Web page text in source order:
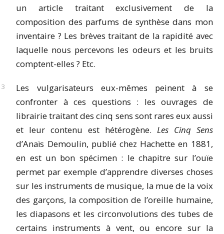
un article traitant exclusivement de la
composition des parfums de synthèse dans mon
inventaire ? Les brèves traitant de la rapidité avec
laquelle nous percevons les odeurs et les bruits
comptent-elles ? Etc.
Les vulgarisateurs eux-mêmes peinent à se
confronter à ces questions : les ouvrages de
librairie traitant des cinq sens sont rares eux aussi
et leur contenu est hétérogène. Les Cinq Sens
d’Anaïs Demoulin, publié chez Hachette en 1881,
en est un bon spécimen : le chapitre sur l’ouïe
permet par exemple d’apprendre diverses choses
sur les instruments de musique, la mue de la voix
des garçons, la composition de l’oreille humaine,
les diapasons et les circonvolutions des tubes de
certains instruments à vent, ou encore sur la